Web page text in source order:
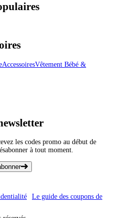
AccessoiresVêtement Bébé &
les codes promo au début de
à tout moment.
Le guide des coupons de